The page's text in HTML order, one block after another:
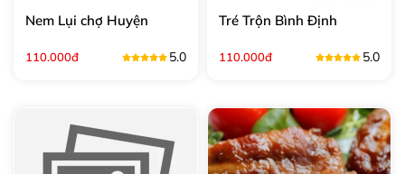
Nem Lụi chợ Huyện
110.000đ 5.0
Tré Trộn Bình Định
110.000đ 5.0